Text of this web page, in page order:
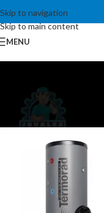
Skip to navigation
Skip to main content
MENU
Početna Vodovod i grejanje